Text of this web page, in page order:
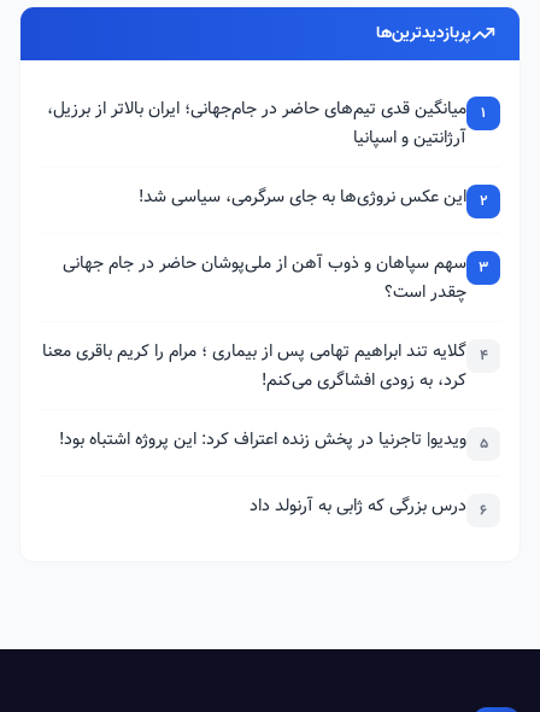
پربازدیدترین‌ها
1
میانگین قدی تیم‌های حاضر در جام‌جهانی؛ ایران بالاتر از برزیل،
آرژانتین و اسپانیا
2 این عکس نروژی‌ها به جای سرگرمی، سیاسی شد!
3 سهم سپاهان و ذوب آهن از ملی‌پوشان حاضر در جام جهانی
چقدر است؟
4 گلایه تند ابراهیم تهامی پس از بیماری ؛ مرام را کریم باقری معنا
کرد، به زودی افشاگری می‌کنم!
5 ویدیو| تاجرنیا در پخش زنده اعتراف کرد: این پروژه اشتباه بود!
6 درس بزرگی که ژابی به آرنولد داد